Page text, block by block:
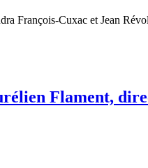
François-Cuxac et Jean
Flament,